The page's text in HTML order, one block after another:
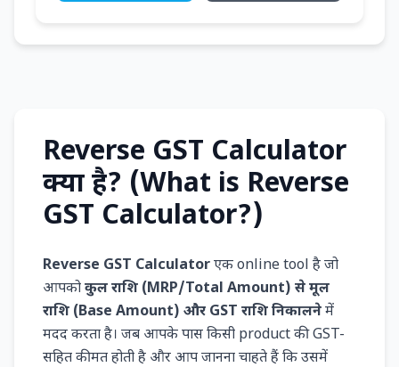
Reverse GST Calculator
क्या है? (What is Reverse
GST Calculator?)
Reverse GST Calculatorएक online tool है जो
आपकोकुल राशि (MRP/Total Amount) से मूल
राशि (Base Amount) और GST राशि निकालनेमें
मदद करता है। जब आपके पास किसी product की GST-
सहित कीमत होती है और आप जानना चाहते हैं कि उसमें